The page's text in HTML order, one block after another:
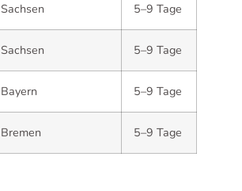
Sachsen 5–9 Tage
Sachsen 5–9 Tage
Bayern 5–9 Tage
Bremen 5–9 Tage